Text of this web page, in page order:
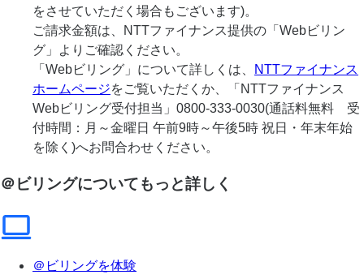
をさせていただく場合もございます)。
ご請求金額は、NTTファイナンス提供の「Webビリン
グ」よりご確認ください。
「Webビリング」について詳しくは、
NTTファイナンス
ホームページをご覧いただくか、「NTTファイナンス
Webビリング受付担当」0800-333-0030(通話料無料 受
付時間：月～金曜日 午前9時～午後5時 祝日・年末年始
を除く)へお問合わせください。
＠ビリングについてもっと詳しく
＠ビリングを体験